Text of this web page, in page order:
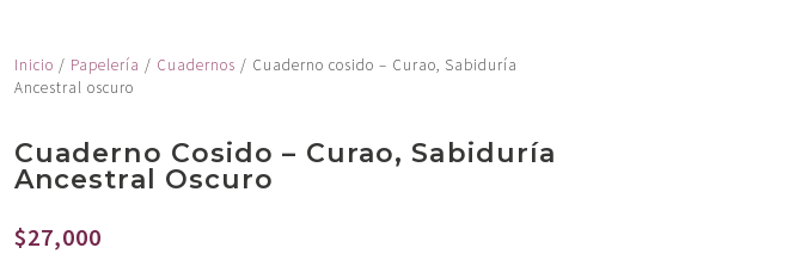
Inicio / Papelería / Cuadernos / Cuaderno cosido – Curao, Sabiduría
Ancestral oscuro
Cuaderno Cosido – Curao, Sabiduría
Ancestral Oscuro
$27,000